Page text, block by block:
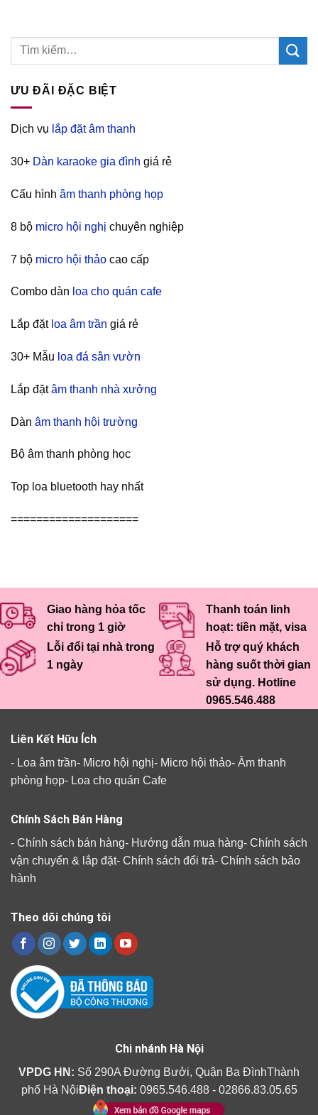
ƯU ĐÃI ĐẶC BIỆT
Dịch vụ lắp đặt âm thanh
30+ Dàn karaoke gia đình giá rẻ
Cấu hình âm thanh phòng họp
8 bộ micro hội nghị chuyên nghiệp
7 bộ micro hội thảo cao cấp
Combo dàn loa cho quán cafe
Lắp đặt loa âm trần giá rẻ
30+ Mẫu loa đá sân vườn
Lắp đặtâm thanh nhà xưởng
Dàn âm thanh hội trường
Bộ âm thanh phòng học
Top loa bluetooth hay nhất
====================
Giao hàng hỏa tốc
chỉ trong 1 giờ
Thanh toán linh
hoạt: tiền mặt, visa
Lỗi đổi tại nhà trong
1 ngày
Hỗ trợ quý khách
hàng suốt thời gian
sử dụng. Hotline
0965.546.488
Liên Kết Hữu Ích
- Loa âm trần- Micro hội nghị- Micro hội thảo- Âm thanh
phòng họp- Loa cho quán Cafe
Chính Sách Bán Hàng
- Chính sách bán hàng- Hướng dẫn mua hàng- Chính sách
vận chuyển & lắp đặt- Chính sách đổi trả- Chính sách bảo
hành
Theo dõi chúng tôi
Chi nhánh Hà Nội
VPDG HN: Số 290A Đường Bưởi, Quận Ba ĐìnhThành
phố Hà NộiĐiện thoại: 0965.546.488 - 02866.83.05.65